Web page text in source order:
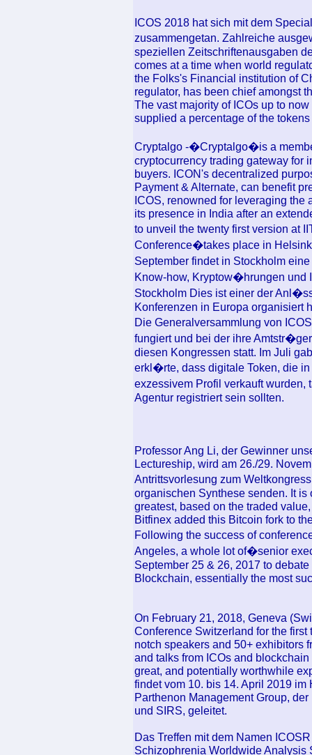
ICOS 2018 hat sich mit dem
zusammengetan. Zahlreiche
speziellen Zeitschriftenausgaben
comes at a time when world
the Folks's Financial institution of
regulator, has been chief amongst
The vast majority of ICOs up to
supplied a percentage of the
Cryptalgo -�Cryptalgo�is a
cryptocurrency trading gateway for
buyers. ICON's decentralized
Payment & Alternate, can benefit
ICOS, renowned for leveraging
its presence in India after an
to unveil the twenty first version at
Conference�takes place in
September findet in Stockholm
Know-how, Kryptow�hrungen und
Stockholm Dies ist einer der
Konferenzen in Europa organisiert
Die Generalversammlung von
fungiert und bei der ihre
diesen Kongressen statt. Im Juli
erkl�rte, dass digitale Token, die
exzessivem Profil verkauft
Agentur registriert sein sollten.
Professor Ang Li, der Gewinner
Lectureship, wird am 26./29.
Antrittsvorlesung zum
organischen Synthese senden. It
greatest, based on the traded
Bitfinex added this Bitcoin fork to
Following the success of
Angeles, a whole lot of�senior
September 25 & 26, 2017 to
Blockchain, essentially the most
On February 21, 2018, Geneva
Conference Switzerland for the
notch speakers and 50+ exhibitors
and talks from ICOs and
great, and potentially worthwhile
findet vom 10. bis 14. April 2019
Parthenon Management Group,
und SIRS, geleitet.
Das Treffen mit dem Namen
Schizophrenia Worldwide Analysis